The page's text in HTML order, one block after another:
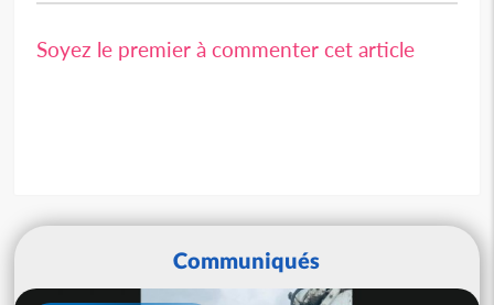
Soyez le premier à commenter cet article
Communiqués